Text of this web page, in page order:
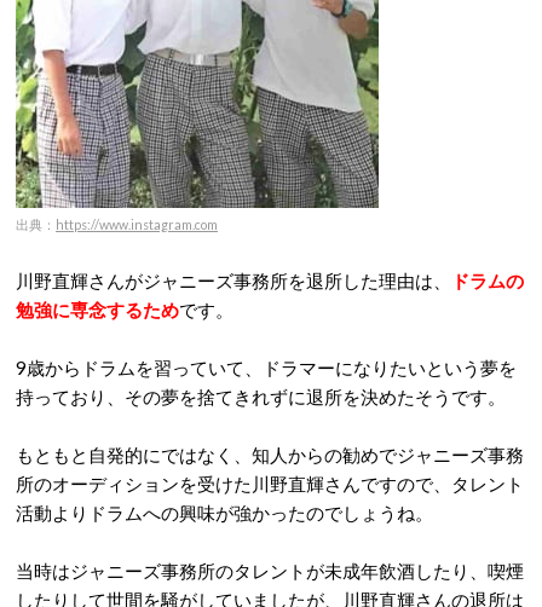
出典： https://www.instagram.com
川野直輝さんがジャニーズ事務所を退所した理由は、
ドラムの
勉強に専念するためです。
9歳からドラムを習っていて、ドラマーになりたいという夢を
持っており、その夢を捨てきれずに退所を決めたそうです。
もともと自発的にではなく、知人からの勧めでジャニーズ事務
所のオーディションを受けた川野直輝さんですので、タレント
活動よりドラムへの興味が強かったのでしょうね。
当時はジャニーズ事務所のタレントが未成年飲酒したり、喫煙
したりして世間を騒がしていましたが、川野直輝さんの退所は